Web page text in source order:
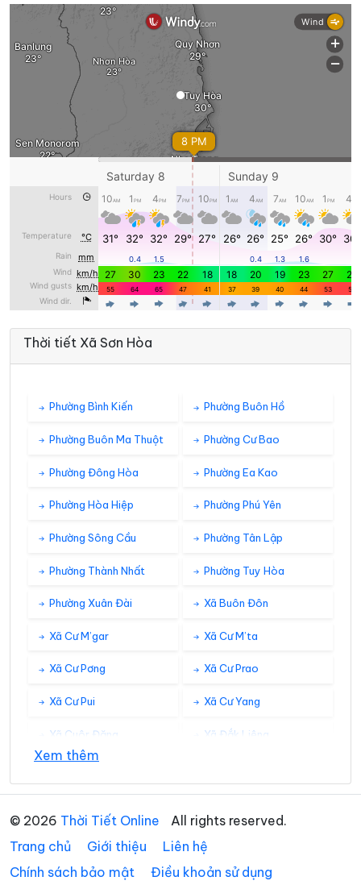
Thời tiết Xã Sơn Hòa
Phường Bình Kiến Phường Buôn Hồ
Phường Buôn Ma Thuột Phường Cư Bao
Phường Đông Hòa Phường Ea Kao
Phường Hòa Hiệp Phường Phú Yên
Phường Sông Cầu Phường Tân Lập
Phường Thành Nhất Phường Tuy Hòa
Phường Xuân Đài Xã Buôn Đôn
Xã Cư M’gar Xã Cư M’ta
Xã Cư Pơng Xã Cư Prao
Xã Cư Pui Xã Cư Yang
Xã Cuôr Đăng Xã Đắk Liêng
Xã Đức Bình
Xã Dur Kmăl Xã Ea Bá
Xem thêm
© 2026 Thời Tiết Online
All rights reserved.
Trang chủ
Giới thiệu
Liên hệ
Chính sách bảo mật
Điều khoản sử dụng